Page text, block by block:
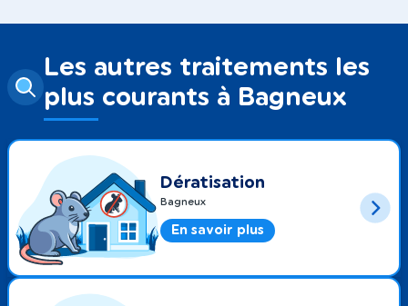
Les autres traitements les
plus courants à Bagneux
Dératisation
Bagneux
En savoir plus